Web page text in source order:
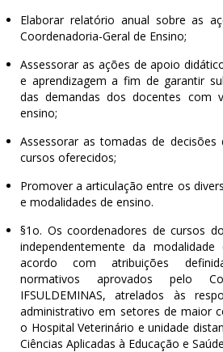
Elaborar relatório anual sobre as
Coordenadoria-Geral de Ensino;
Assessorar as ações de apoio
e aprendizagem a fim de garantir
das demandas dos docentes com
ensino;
Assessorar as tomadas de decisões
cursos oferecidos;
Promover a articulação entre os
e modalidades de ensino.
§1o. Os coordenadores de cursos
independentemente da
acordo com atribuições
normativos aprovados pelo
IFSULDEMINAS, atrelados às
administrativo em setores de maior
o Hospital Veterinário e unidade
Ciências Aplicadas à Educação e